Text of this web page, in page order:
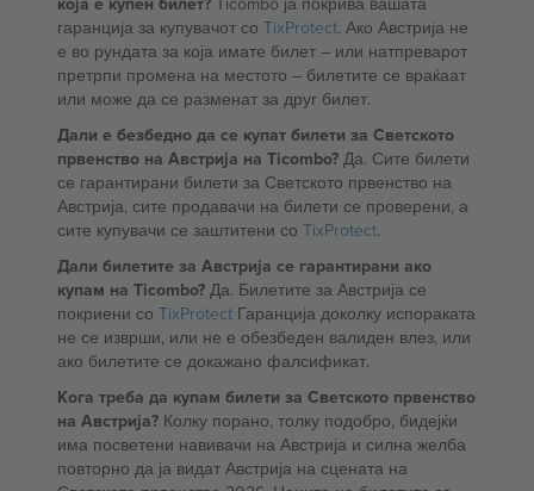
гаранција за купувачот со TixProtect. Ако Австрија не
е во рундата за која имате билет – или натпреварот
претрпи промена на местото – билетите се враќаат
или може да се разменат за друг билет.
Дали е безбедно да се купат билети за Светското
првенство на Австрија на Ticombo? Да. Сите билети
се гарантирани билети за Светското првенство на
Австрија, сите продавачи на билети се проверени, а
сите купувачи се заштитени со TixProtect.
Дали билетите за Австрија се гарантирани ако
купам на Ticombo? Да. Билетите за Австрија се
покриени со TixProtect Гаранција доколку испораката
не се изврши, или не е обезбеден валиден влез, или
ако билетите се докажано фалсификат.
Кога треба да купам билети за Светското првенство
на Австрија? Колку порано, толку подобро, бидејќи
има посветени навивачи на Австрија и силна желба
повторно да ја видат Австрија на сцената на